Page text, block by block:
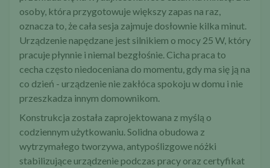
osoby, która przygotowuje większy zapas na raz,
oznacza to, że cała sesja zajmuje dosłownie kilka minut.
Urządzenie napędzane jest silnikiem o mocy 25 W, który
pracuje płynnie i niemal bezgłośnie. Cicha praca to
cecha często niedoceniana do momentu, gdy ma się ją na
co dzień - urządzenie nie zakłóca spokoju w domu i nie
przeszkadza innym domownikom.
Konstrukcja została zaprojektowana z myślą o
codziennym użytkowaniu. Solidna obudowa z
wytrzymałego tworzywa, antypoślizgowe nóżki
stabilizujące urządzenie podczas pracy oraz certyfikat